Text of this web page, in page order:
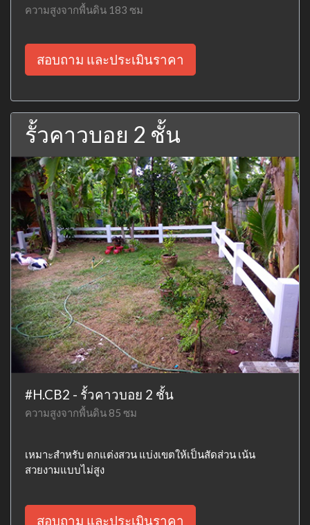
ความสูงจากพื้นดิน 183 ซม
สอบถาม และประเมินราคา
รั้วคาวบอย 2 ชั้น
#H.CB2 - รั้วคาวบอย 2 ชั้น
ความสูงจากพื้นดิน 85 ซม
เหมาะสำหรับ ตกแต่งสวน แบ่งเขตให้เป็นสัดส่วน เน้น
สวยงามแบบไม่สูง
สอบถาม และประเมินราคา